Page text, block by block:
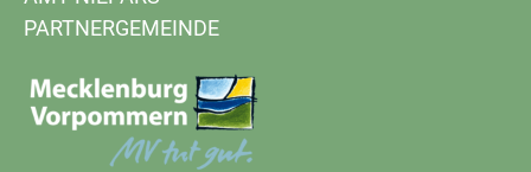
PARTNERGEMEINDE